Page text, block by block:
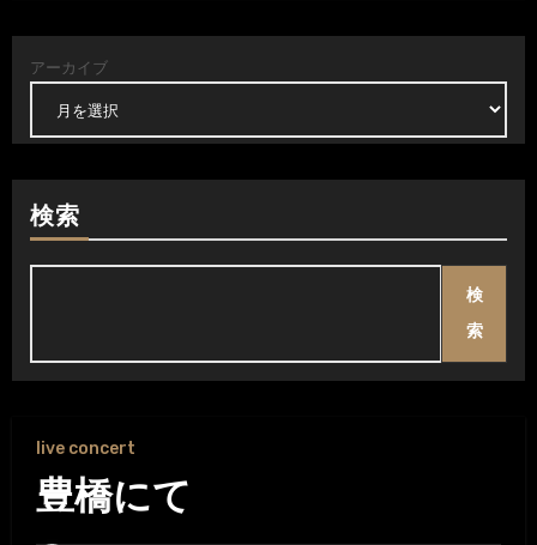
アーカイブ
検索
検
索
live concert
豊橋にて